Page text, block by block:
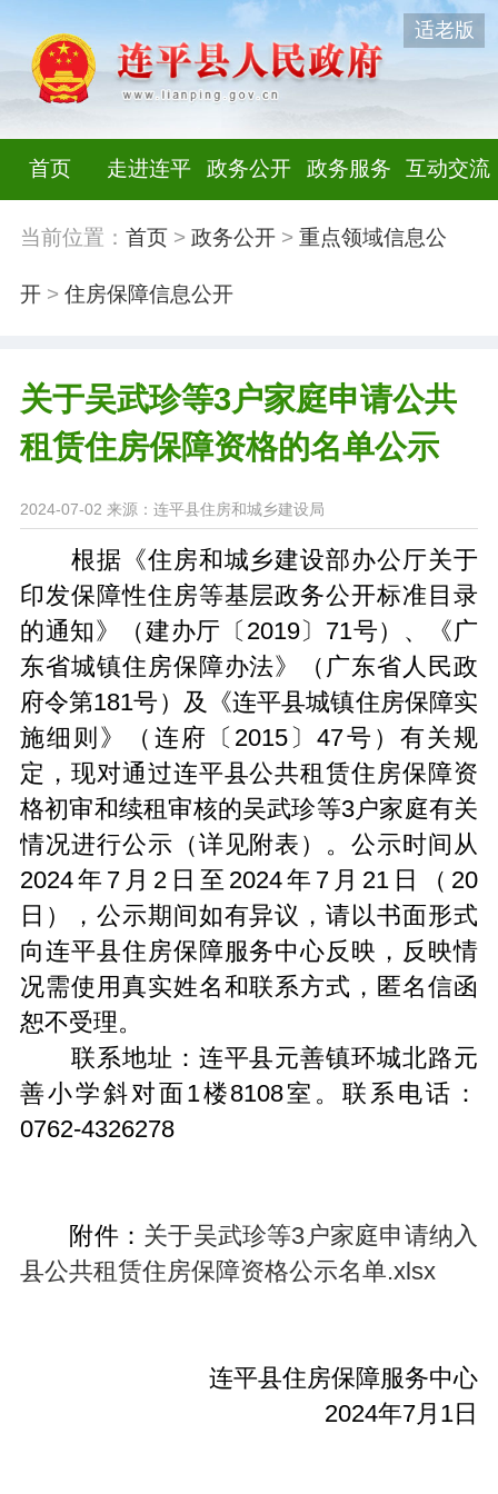
适老版
首页 走进连平 政务公开 政务服务 互动交流
当前位置： 首页> 政务公开> 重点领域信息公
开> 住房保障信息公开
关于吴武珍等3户家庭申请公共
租赁住房保障资格的名单公示
2024-07-02 来源：连平县住房和城乡建设局
根据《住房和城乡建设部办公厅关于
印发保障性住房等基层政务公开标准目录
的通知》（建办厅〔2019〕71号）、《广
东省城镇住房保障办法》（广东省人民政
府令第181号）及《连平县城镇住房保障实
施细则》（连府〔2015〕47号）有关规
定，现对通过连平县公共租赁住房保障资
格初审和续租审核的吴武珍等3户家庭有关
情况进行公示（详见附表）。公示时间从
2024年7月2日至2024年7月21日（20
日），公示期间如有异议，请以书面形式
向连平县住房保障服务中心反映，反映情
况需使用真实姓名和联系方式，匿名信函
恕不受理。
联系地址：连平县元善镇环城北路元
善小学斜对面1楼8108室。联系电话：
0762-4326278
附件： 关于吴武珍等3户家庭申请纳入
县公共租赁住房保障资格公示名单.xlsx
连平县住房保障服务中心
2024年7月1日